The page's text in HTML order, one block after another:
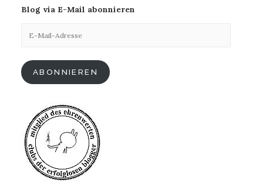
Blog via E-Mail abonnieren
Mail-
ABONNIEREN